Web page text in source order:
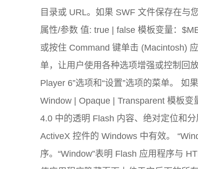
目录或 URL。如果 SWF 文件保存在与
属性/参数 值: true | false 模板变量：
或按住 Command 键单击 (Macintosh)
单，让用户使用各种选项增强或控制回
Player 6”选项和“设置”选项的菜单。
Window | Opaque | Transparent 模板
4.0 中的透明 Flash 内容、绝对定位和
ActiveX 控件的 Windows 中有效。
序。“Window”表明 Flash 应用程序与